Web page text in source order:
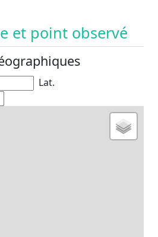
et point observé
Lat.